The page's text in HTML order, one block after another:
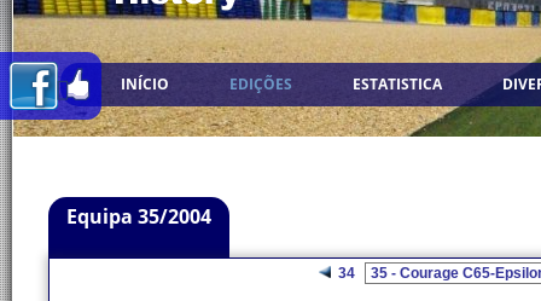
INÍCIO EDIÇÕES ESTATISTICA
Equipa 35/2004
34